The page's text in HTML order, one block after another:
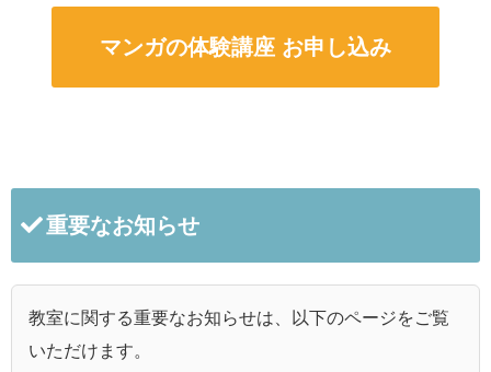
マンガの体験講座 お申し込み
重要なお知らせ
教室に関する重要なお知らせは、以下のページをご覧
いただけます。